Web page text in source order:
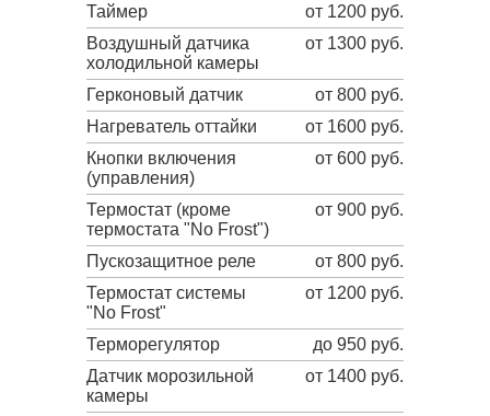
Таймер
от 1200 руб.
Воздушный датчика
холодильной камеры
от 1300 руб.
Герконовый датчик
от 800 руб.
Нагреватель оттайки
от 1600 руб.
Кнопки включения
(управления)
от 600 руб.
Термостат (кроме
термостата "No Frost")
от 900 руб.
Пускозащитное реле
от 800 руб.
Термостат системы
"No Frost"
от 1200 руб.
Терморегулятор
до 950 руб.
Датчик морозильной
камеры
от 1400 руб.